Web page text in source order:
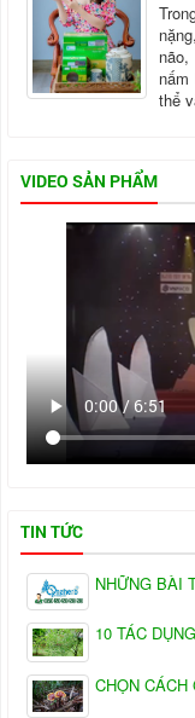
thể
VIDEO SẢN PHẨM
TIN TỨC
NHỮNG BÀI
10 TÁC
CHỌN